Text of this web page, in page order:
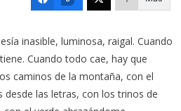
inasible, luminosa, raigal. Cuando
Cuando todo cae, hay que
caminos de la montaña, con el
las letras, con los trinos de